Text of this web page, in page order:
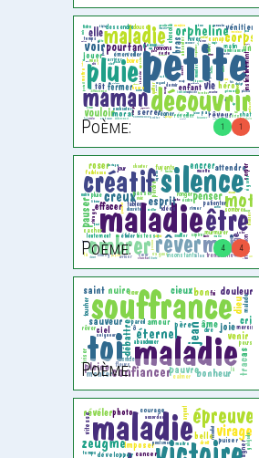
1 1
Poème:
4 4
Poème:
Poème: